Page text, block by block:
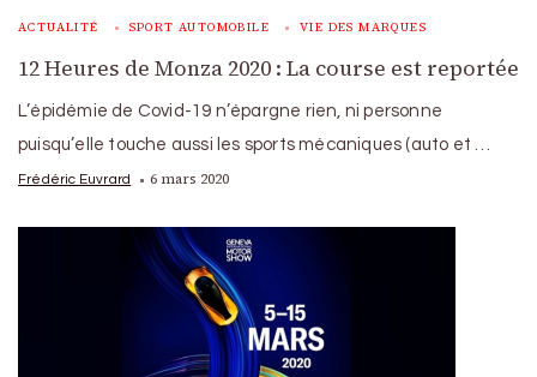
ACTUALITÉ SPORT AUTOMOBILE VIE DES MARQUES
12 Heures de Monza 2020 : La course est reportée
L’épidémie de Covid-19 n’épargne rien, ni personne
puisqu’elle touche aussi les sports mécaniques (auto et …
Frédéric Euvrard 6 mars 2020